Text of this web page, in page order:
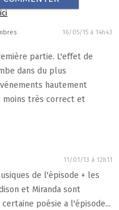
16/05/15 à 14h43
partie. L'effet de
dans du plus
hautement
moins très correct et
11/01/13 à 12h11
de l'épisode + les
et Miranda sont
poésie a l'épisode...